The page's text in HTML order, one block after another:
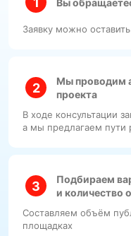
Заявку можно
Мы проводим
проекта
В ходе консультации
а мы предлагаем пути
Подбираем
и количество
Составляем объём
площадках